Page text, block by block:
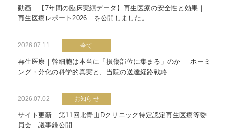
動画｜【7年間の臨床実績データ】再生医療の安全性と効果｜
再生医療レポート2026 を公開しました。
2026.07.11 全て
再生医療｜幹細胞は本当に「損傷部位に集まる」のか──ホーミ
ング・分化の科学的真実と、当院の送達経路戦略
2026.07.02 お知らせ
サイト更新｜第11回北青山Dクリニック特定認定再生医療等委
員会 議事録公開